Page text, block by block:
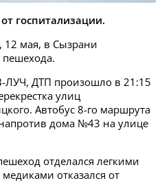
госпитализации.
12 мая, в Сызрани
ЛУЧ, ДТП произошло в 21:15
улиц
Автобус 8-го маршрута
дома №43 на улице
отделался легкими
отказался от